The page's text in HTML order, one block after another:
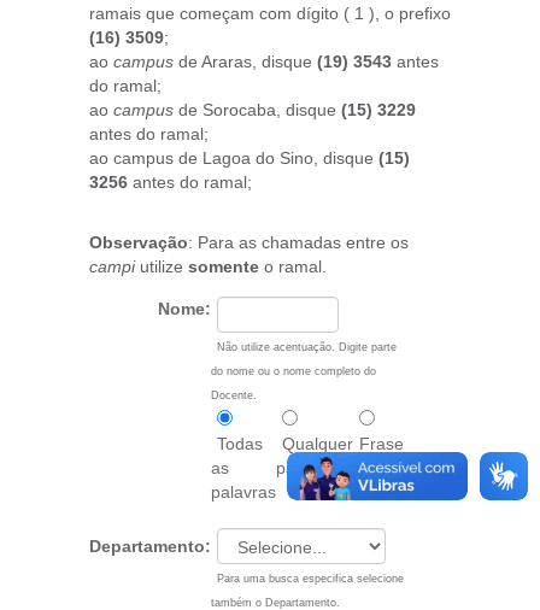
ramais que começam com dígito ( 1 ), o prefixo
(16) 3509;
ao campus de Araras, disque (19) 3543 antes
do ramal;
ao campus de Sorocaba, disque (15) 3229
antes do ramal;
ao campus de Lagoa do Sino, disque (15)
3256 antes do ramal;
Observação: Para as chamadas entre os
campiutilize somente o ramal.
Nome:
Não utilize acentuação. Digite parte
do nome ou o nome completo do
Docente.
Todas
as
palavras
Qualquer
palavra
Frase
exata
Departamento:
Para uma busca especifica selecione
também o Departamento.